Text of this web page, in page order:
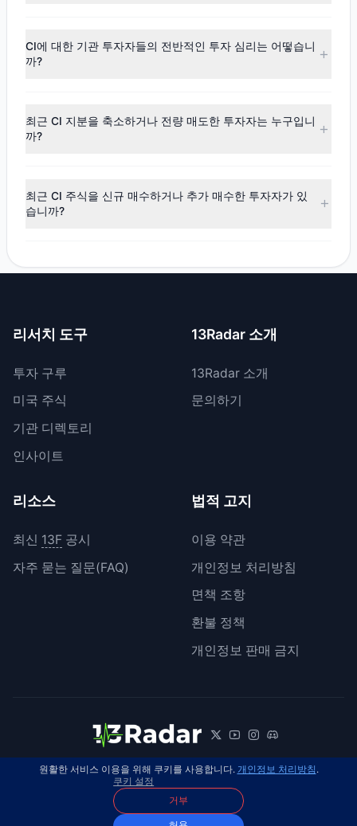
Asness ($6.72억), Chris Davis($5.96억) 등이 있습니다. 최신
공시 데이터에 따르면, 총 19명의 투자 대가가 이 주식을 보유
CI에 대한 기관 투자자들의 전반적인 투자 심리는 어떻습니
까?
(순매수)
로 나타났습니다. 해당 분기 동안 $8.87억의 자금이
순유입되었으며, 10명의 투자 대가가 비중을 확대했고, 9명이
최근 CI 지분을 축소하거나 전량 매도한 투자자는 누구입니
까?
1명은 CI 지분을 전량 매도했습니다. 총 매도 금액은 약
$6,141.04만입니다.
최근 CI 주식을 신규 매수하거나 추가 매수한 투자자가 있
습니까?
했으며, 9명은 기존 보유량을 늘렸습니다. 총 매수 금액은 약
리서치 도구
투자 구루
미국 주식
기관 디렉토리
인사이트
13Radar 소개
13Radar 소개
문의하기
리소스
최신 13F공시
자주 묻는 질문(FAQ)
법적 고지
이용 약관
개인정보 처리방침
면책 조항
환불 정책
개인정보 판매 금지
© 2026 13Radar. 모든 권리 보유. 한국어
원활한 서비스 이용을 위해 쿠키를 사용합니다. 개인정보 처리방침 .
쿠키 설정
거부